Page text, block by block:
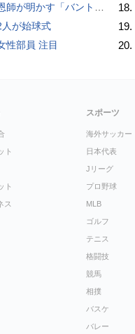
否でホームラン」の“やんちゃ坊主”時代
が始球式
性部員 注目
18.
19.
20.
ト
ト
ス
スポーツ
海外サッカー
日本代表
Jリーグ
プロ野球
MLB
ゴルフ
テニス
格闘技
競馬
相撲
バスケ
バレー